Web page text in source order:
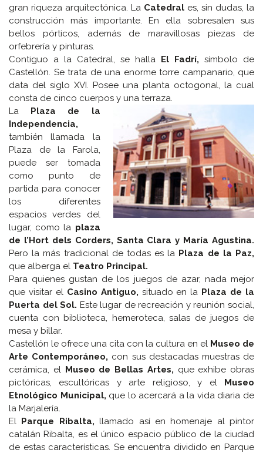
gran riqueza arquitectónica. La Catedral es, sin dudas, la
construcción más importante. En ella sobresalen sus
bellos pórticos, además de maravillosas piezas de
orfebrería y pinturas.
Contiguo a la Catedral, se halla El Fadrí, símbolo de
Castellón. Se trata de una enorme torre campanario, que
data del siglo XVI. Posee una planta octogonal, la cual
consta de cinco cuerpos y una terraza.
La Plaza de la
Independencia,
también llamada la
Plaza de la Farola,
puede ser tomada
como punto de
partida para conocer
los diferentes
espacios verdes del
lugar, como la plaza
de l’Hort dels Corders, Santa Clara y María Agustina.
Pero la más tradicional de todas es la Plaza de la Paz,
que alberga el Teatro Principal.
Para quienes gustan de los juegos de azar, nada mejor
que visitar el Casino Antiguo, situado en la Plaza de la
Puerta del Sol. Este lugar de recreación y reunión social,
cuenta con biblioteca, hemeroteca, salas de juegos de
mesa y billar.
Castellón le ofrece una cita con la cultura en el Museo de
Arte Contemporáneo, con sus destacadas muestras de
cerámica, el Museo de Bellas Artes, que exhibe obras
pictóricas, escultóricas y arte religioso, y el Museo
Etnológico Municipal, que lo acercará a la vida diaria de
la Marjalería.
El Parque Ribalta, llamado así en homenaje al pintor
catalán Ribalta, es el único espacio público de la ciudad
de estas características. Se encuentra dividido en Parque